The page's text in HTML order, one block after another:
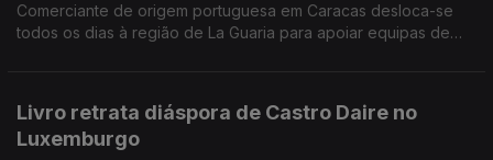
Comerciante de origem portuguesa em Caracas desloca-se
todos os dias à região de La Guaria para apoiar equipas de
Livro retrata diáspora de Castro Daire no
Luxemburgo